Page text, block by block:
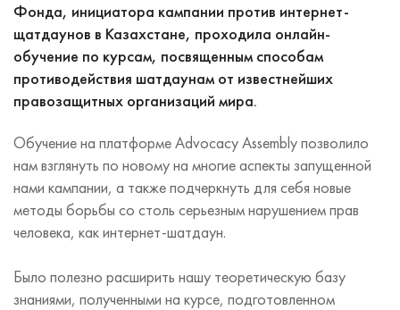
Фонда, инициатора кампании против интернет-
щатдаунов в Казахстане, проходила онлайн-
обучение по курсам, посвященным способам
противодействия шатдаунам от известнейших
правозащитных организаций мира.
Обучение на платформе Advocacy Assembly позволило
нам взглянуть по новому на многие аспекты запущенной
нами кампании, а также подчеркнуть для себя новые
методы борьбы со столь серьезным нарушением прав
человека, как интернет-шатдаун.
Было полезно расширить нашу теоретическую базу
знаниями, полученными на курсе, подготовленном